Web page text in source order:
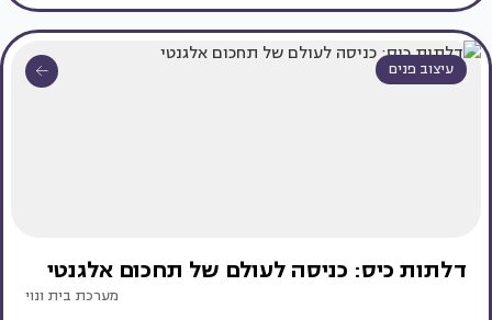
עיצוב פנים
דלתות כיס: כניסה לעולם של תחכום אלגנטי
מערכת בית ונוי